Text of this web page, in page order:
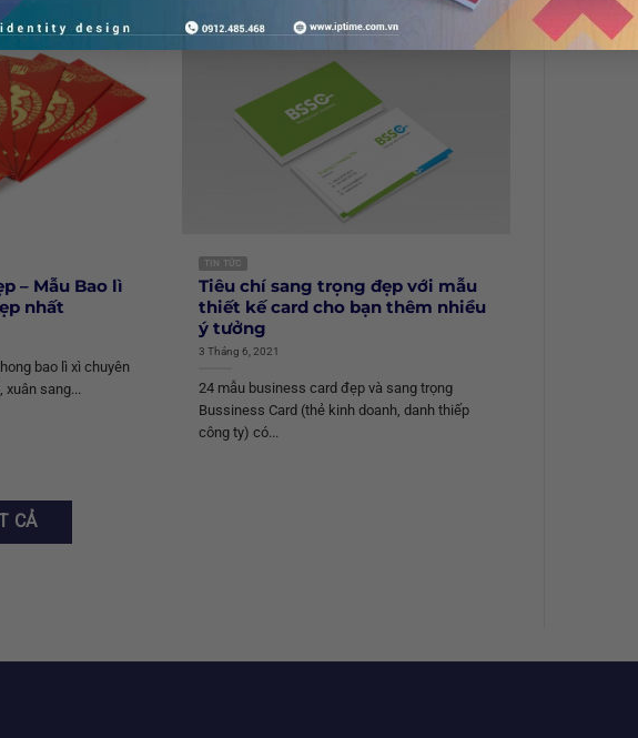
– Mẫu Bao lì
nhất
bao lì xì chuyên
xuân sang...
TIN TỨC
Tiêu chí sang trọng đẹp với mẫu
thiết kế card cho bạn thêm nhiều
ý tưởng
3 Tháng 6, 2021
24 mẫu business card đẹp và sang trọng
Bussiness Card (thẻ kinh doanh, danh thiếp
công ty) có...
CẢ